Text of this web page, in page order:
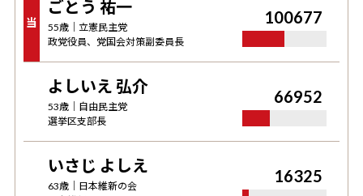
当
ごとう 祐一
55歳｜ 立憲民主党
政党役員、党国会対策副委員長
100677
よしいえ 弘介
53歳｜ 自由民主党
選挙区支部長
66952
いさじ よしえ
63歳｜ 日本維新の会
16325